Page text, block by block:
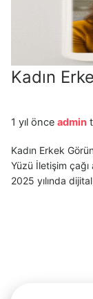
Kadın
1 yıl önce admin
Kadın Erkek
Yüzü İletişim çağı
2025 yılında